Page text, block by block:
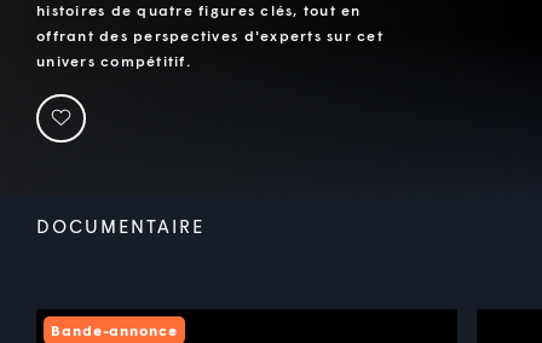
histoires de quatre figures clés, tout en
offrant des perspectives d'experts sur cet
univers compétitif.
DOCUMENTAIRE
Bande-annonce